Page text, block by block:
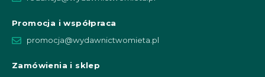
Promocja i współpraca
promocja@wydawnictwomieta.pl
Zamówienia i sklep